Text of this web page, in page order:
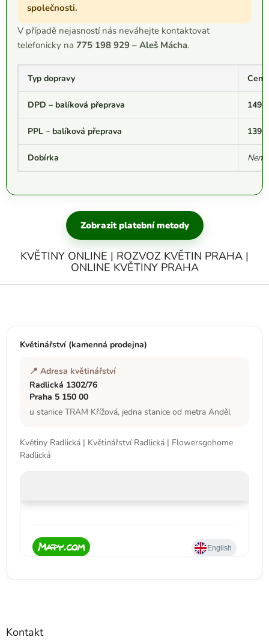
společnosti.
V případě nejasností nás neváhejte kontaktovat
telefonicky na 775 198 929 – Aleš Mácha.
Typ dopravy Cena
DPD – balíková přeprava 149
PPL – balíková přeprava 139
Dobírka Není
Zobrazit platební metody
KVĚTINY ONLINE | ROZVOZ KVĚTIN PRAHA |
ONLINE KVĚTINY PRAHA
Z
Květinářství (kamenná prodejna)
📍 Adresa květinářství
Radlická 1302/76
Praha 5 150 00
u stanice TRAM Křížová, jedna stanice od metra Anděl
Květiny Radlická | Květinářství Radlická | Flowersgohome
Radlická
Kontakt